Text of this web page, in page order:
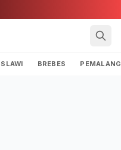
SLAWI BREBES PEMALANG